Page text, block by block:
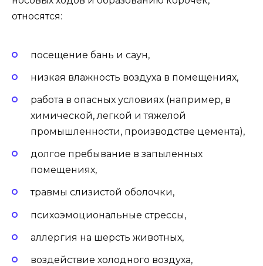
относятся:
посещение бань и саун,
низкая влажность воздуха в помещениях,
работа в опасных условиях (например, в
химической, легкой и тяжелой
промышленности, производстве цемента),
долгое пребывание в запыленных
помещениях,
травмы слизистой оболочки,
психоэмоциональные стрессы,
аллергия на шерсть животных,
воздействие холодного воздуха,